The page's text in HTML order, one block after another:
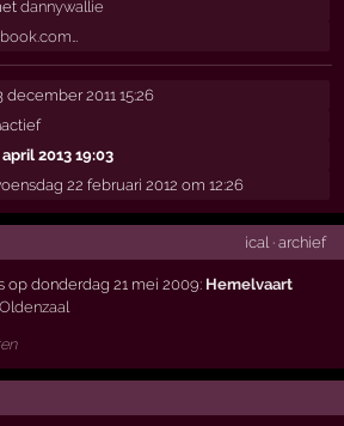
dannywallie
december 2011 15:26
2013 19:03
22 februari 2012 om 12:26
ical· archief
op donderdag 21 mei 2009: Hemelvaart
Oldenzaal